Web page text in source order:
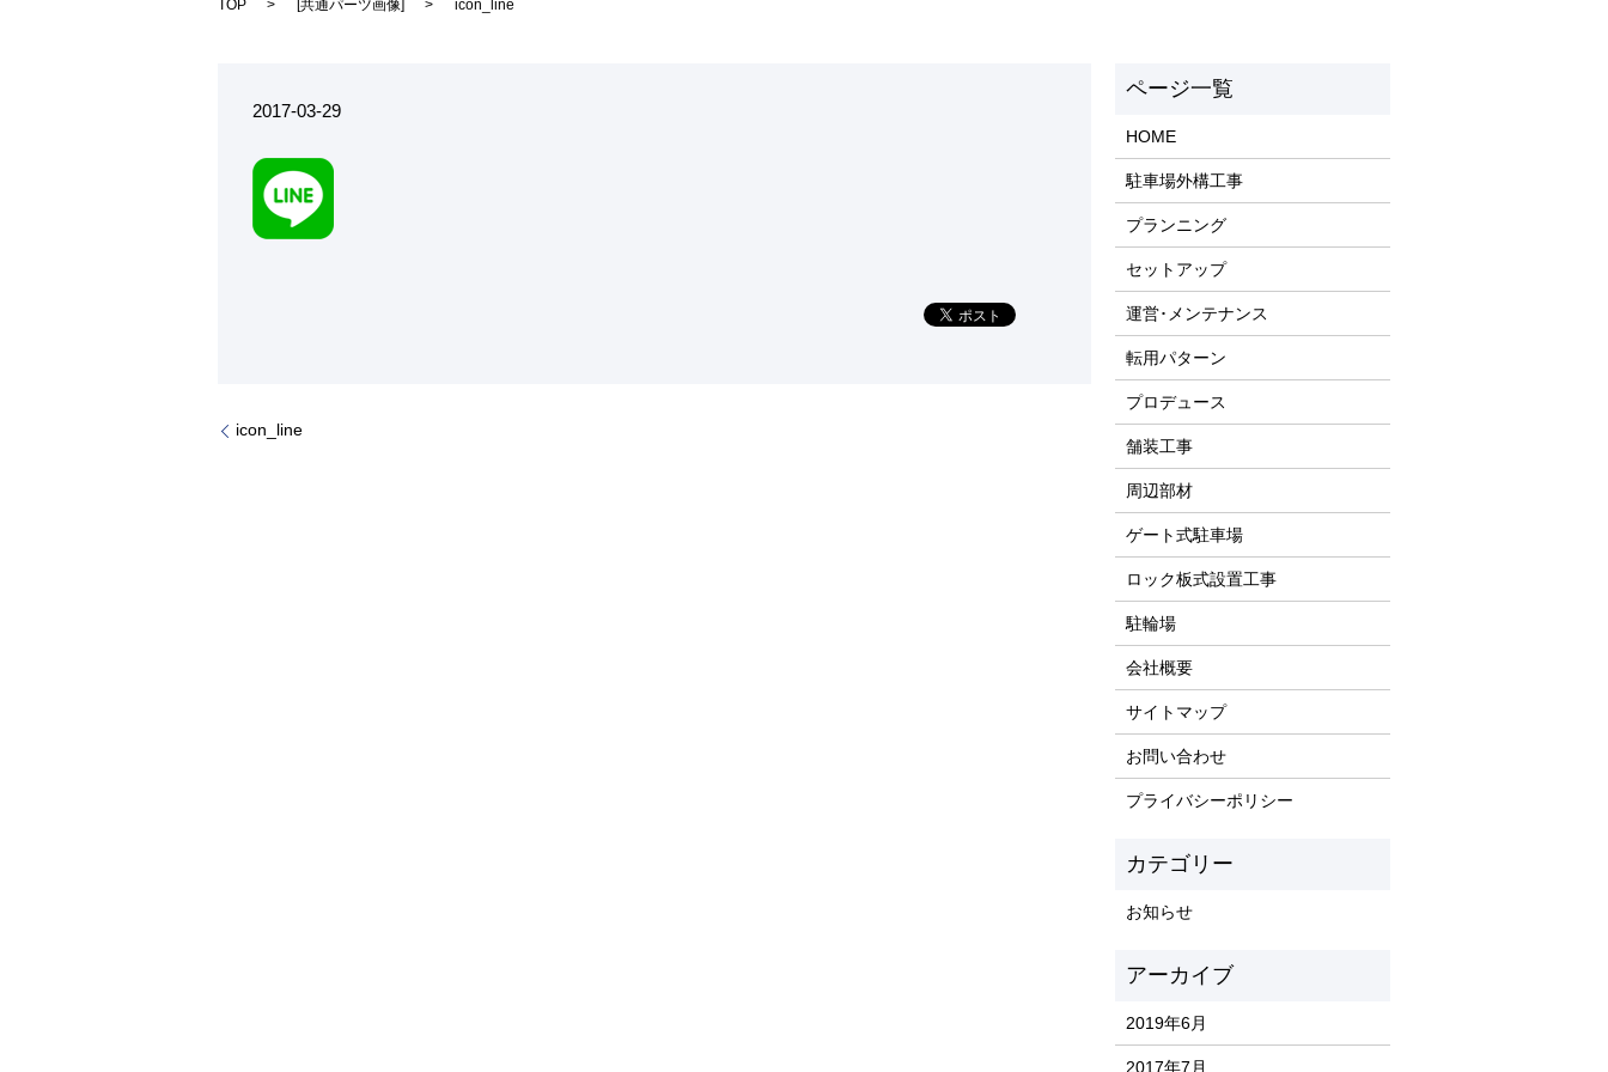
TOP 共通パーツ画像 icon_line
2017-03-29
icon_line
HOME
駐車場外構工事
プランニング
セットアップ
運営･メンテナンス
転用パターン
プロデュース
舗装工事
周辺部材
ゲート式駐車場
ロック板式設置工事
駐輪場
会社概要
サイトマップ
お問い合わせ
プライバシーポリシー
お知らせ
2019年6月
2017年7月